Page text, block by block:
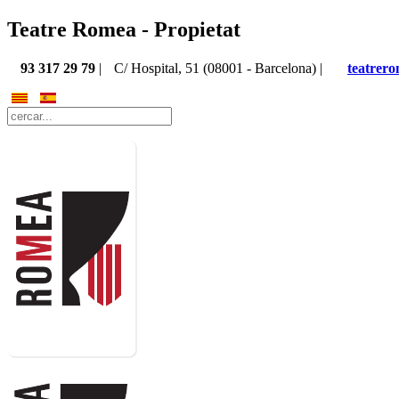
Teatre Romea - Propietat
93 317 29 79 | C/ Hospital, 51 (08001 - Barcelona) |